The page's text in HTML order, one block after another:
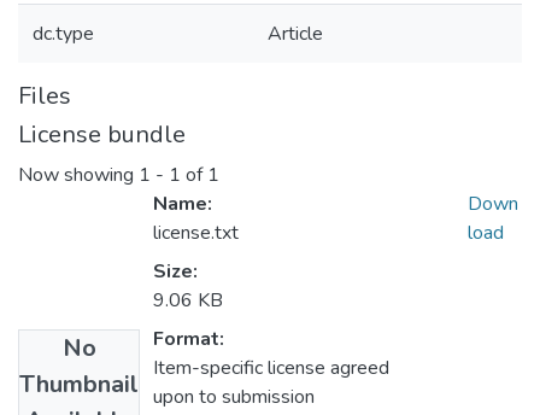
dc.type Article
Files
License bundle
Now showing 1 - 1 of 1
No
Thumbnail
Name:
license.txt
Size:
9.06 KB
Format:
Item-specific license agreed
upon to submission
Down
load